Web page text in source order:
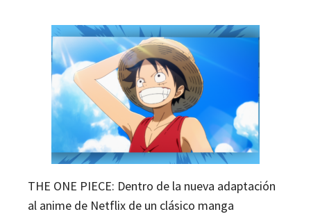
THE ONE PIECE: Dentro de la nueva adaptación
al anime de Netflix de un clásico manga